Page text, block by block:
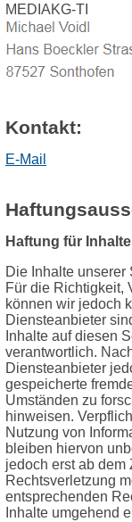
MEDIAKG-TI
Kontakt:
E-Mail
Haftung für Inhalte
Die Inhalte unserer
Für die Richtigkeit,
können wir jedoch
Diensteanbieter
Inhalte auf diesen
verantwortlich.
Diensteanbieter
gespeicherte
Umständen zu
hinweisen.
Nutzung von
bleiben hiervon
jedoch erst ab dem
Rechtsverletzung
entsprechenden
Inhalte umgehend